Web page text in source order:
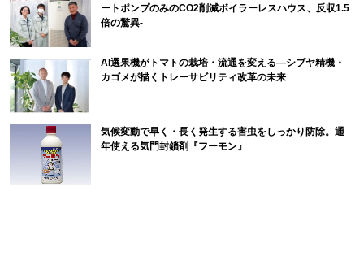
ートポンプのみのCO2削減ボイラーレスハウス、反収1.5
倍の驚異-
AI選果機がトマトの栽培・流通を変える―シブヤ精機・
カゴメが描くトレーサビリティ改革の未来
気候変動で早く・長く発生する害虫をしっかり防除。通
年使える気門封鎖剤『フーモン』